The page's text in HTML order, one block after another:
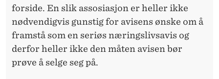
forside. En slik assosiasjon er heller ikke
nødvendigvis gunstig for avisens ønske om å
framstå som en seriøs næringslivsavis og
derfor heller ikke den måten avisen bør
prøve å selge seg på.